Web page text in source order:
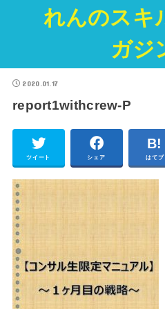
れんのスキ
ガジ
2020.01.17
report1withcrew-P
ツイート シェア はてブ